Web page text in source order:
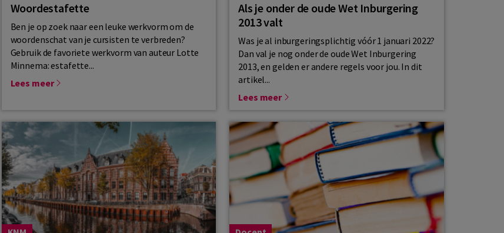
Woordestafette
Ben je op zoek naar een leuke werkvorm om de
woordenschat van je cursisten te verbreden?
Gebruik de favoriete werkvorm van auteur Lotte
Minnema: estafette...
Lees meer
Als je onder de oude Wet Inburgering
2013 valt
Was je al inburgeringsplichtig vóór 1 januari 2022?
Dan val je nog onder de oude Wet Inburgering
2013, en gelden er andere regels voor jou. In dit
artikel...
Lees meer